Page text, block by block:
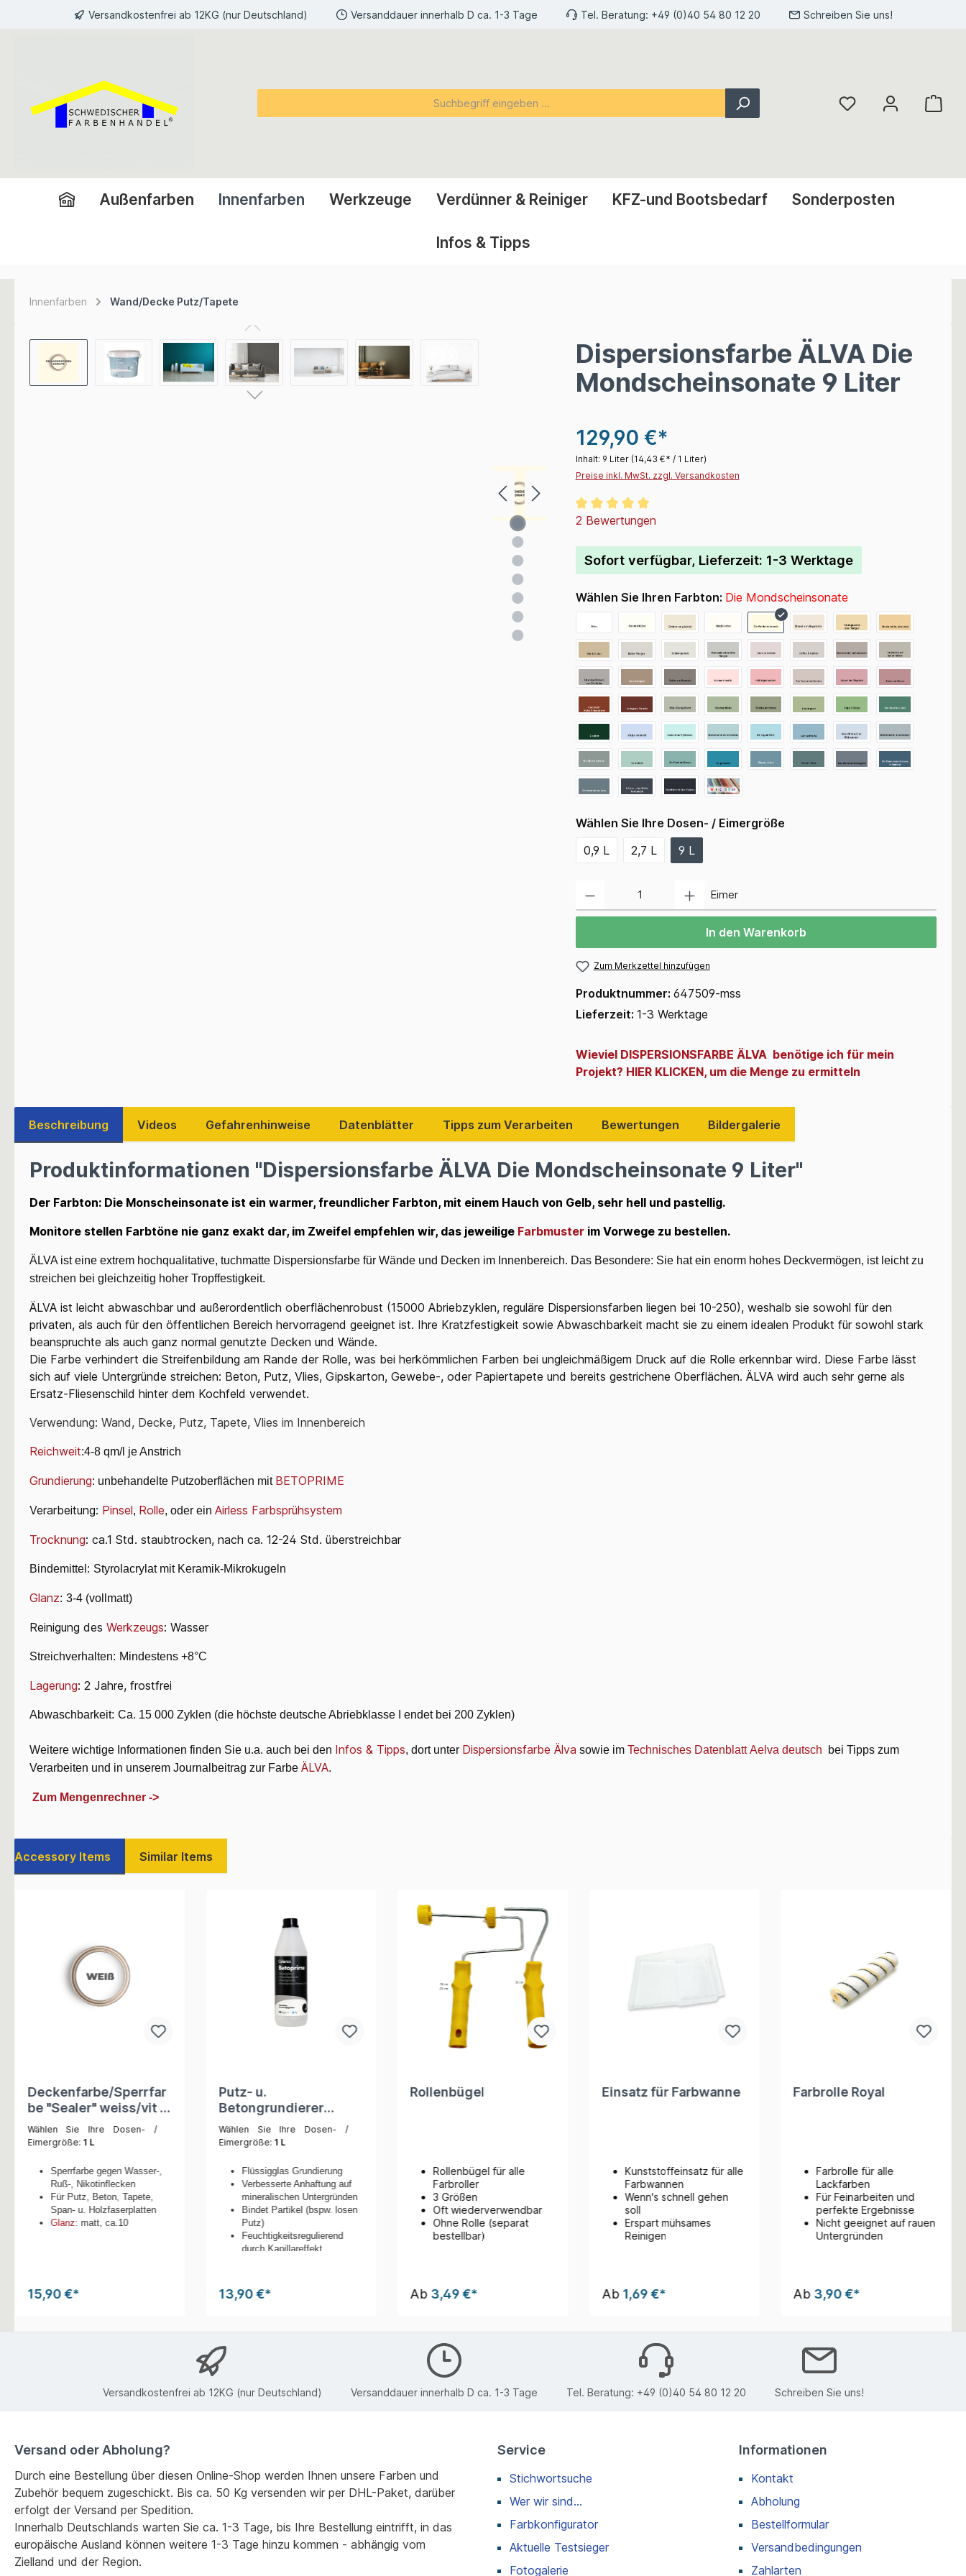
springen Versandkostenfrei ab 12KG (nur Deutschland) Versanddauer innerhalb D ca. 1-3 Tage Tel. Beratung: +49 (0)40 54 80 12 20 Schreiben Sie uns!
Außenfarben Innenfarben Werkzeuge Verdünner & Reiniger KFZ-und Bootsbedarf Sonderposten
Infos & Tipps
Innenfarben Wand/Decke Putz/Tapete
Dispersionsfarbe ÄLVA Die
Mondscheinsonate 9 Liter
129,90 €*
Inhalt: 9 Liter (14,43 €* / 1 Liter)
Preise inkl. MwSt. zzgl. Versandkosten
Durchschnittliche Bewertung von 5 von 5 Sternen
2 Bewertungen
Sofort verfügbar, Lieferzeit: 1-3 Werktage
Wählen Sie Ihren Farbton: Die Mondscheinsonate
Wählen Sie Ihre Dosen- / Eimergröße
0,9 L
2,7 L 9 L
Eimer
In den Warenkorb
Zum Merkzettel hinzufügen
Produktnummer: 647509-mss
Lieferzeit: 1-3 Werktage
Wieviel DISPERSIONSFARBE ÄLVA benötige ich für mein
Projekt? HIER KLICKEN, um die Menge zu ermitteln
Beschreibung Videos Gefahrenhinweise Datenblätter Tipps zum Verarbeiten Bewertungen Bildergalerie
Produktinformationen "Dispersionsfarbe ÄLVA Die Mondscheinsonate 9 Liter"
Der Farbton: Die Monscheinsonate ist ein warmer, freundlicher Farbton, mit einem Hauch von Gelb, sehr hell und pastellig.
Monitore stellen Farbtöne nie ganz exakt dar, im Zweifel empfehlen wir, das jeweilige Farbmuster im Vorwege zu bestellen.
ÄLVA ist eine extrem hochqualitative, tuchmatte Dispersionsfarbe für Wände und Decken im Innenbereich. Das Besondere: Sie hat ein enorm hohes Deckvermögen, ist leicht zu
streichen bei gleichzeitig hoher Tropffestigkeit.
ÄLVA ist leicht abwaschbar und außerordentlich oberflächenrobust (15000 Abriebzyklen, reguläre Dispersionsfarben liegen bei 10-250), weshalb sie sowohl für den
privaten, als auch für den öffentlichen Bereich hervorragend geeignet ist. Ihre Kratzfestigkeit sowie Abwaschbarkeit macht sie zu einem idealen Produkt für sowohl stark
beanspruchte als auch ganz normal genutzte Decken und Wände.
Die Farbe verhindert die Streifenbildung am Rande der Rolle, was bei herkömmlichen Farben bei ungleichmäßigem Druck auf die Rolle erkennbar wird. Diese Farbe lässt
sich auf viele Untergründe streichen: Beton, Putz, Vlies, Gipskarton, Gewebe-, oder Papiertapete und bereits gestrichene Oberflächen. ÄLVA wird auch sehr gerne als
Ersatz-Fliesenschild hinter dem Kochfeld verwendet.
Verwendung: Wand, Decke, Putz, Tapete, Vlies im Innenbereich
Reichweit:4-8 qm/l je Anstrich
Grundierung: unbehandelte Putzoberflächen mit BETOPRIME
Verarbeitung: Pinsel, Rolle, oder ein Airless Farbsprühsystem
Trocknung: ca.1 Std. staubtrocken, nach ca. 12-24 Std. überstreichbar
Bindemittel: Styrolacrylat mit Keramik-Mikrokugeln
Glanz: 3-4 (vollmatt)
Reinigung des Werkzeugs: Wasser
Streichverhalten: Mindestens +8°C
Lagerung: 2 Jahre, frostfrei
Abwaschbarkeit: Ca. 15 000 Zyklen (die höchste deutsche Abriebklasse I endet bei 200 Zyklen)
Weitere wichtige Informationen finden Sie u.a. auch bei den Infos & Tipps, dort unter Dispersionsfarbe Älva sowie im Technisches Datenblatt Aelva deutsch bei Tipps zum
Verarbeiten und in unserem Journalbeitrag zur Farbe ÄLVA.
Zum Mengenrechner ->
Accessory Items Similar Items
Deckenfarbe/Sperrfar
be "Sealer" weiss/vit 1
Liter
Wählen Sie Ihre Dosen- /
Eimergröße: 1 L
Sperrfarbe gegen Wasser-,
Ruß-, Nikotinflecken
Für Putz, Beton, Tapete,
Span- u. Holzfaserplatten
Glanz: matt, ca.10
15,90 €*
Putz- u.
Betongrundierer
BETOPRIME 1 Liter
Wählen Sie Ihre Dosen- /
Eimergröße: 1 L
Flüssigglas Grundierung
Verbesserte Anhaftung auf
mineralischen Untergründen
Bindet Partikel (bspw. losen
Putz)
Feuchtigkeitsregulierend
durch Kapillareffekt
13,90 €*
Rollenbügel
Rollenbügel für alle
Farbroller
3 Größen
Oft wiederverwendbar
Ohne Rolle (separat
bestellbar)
Ab 3,49 €*
Einsatz für Farbwanne
Kunststoffeinsatz für alle
Farbwannen
Wenn's schnell gehen
soll
Erspart mühsames
Reinigen
Ab 1,69 €*
Farbrolle Royal
Farbrolle für alle
Lackfarben
Für Feinarbeiten und
perfekte Ergebnisse
Nicht geeignet auf rauen
Untergründen
Ab 3,90 €*
Versandkostenfrei ab 12KG (nur Deutschland) Versanddauer innerhalb D ca. 1-3 Tage Tel. Beratung: +49 (0)40 54 80 12 20 Schreiben Sie uns!
Versand oder Abholung?
Durch eine Bestellung über diesen Online-Shop werden Ihnen unsere Farben und
Zubehör bequem zugeschickt. Bis ca. 50 Kg versenden wir per DHL-Paket, darüber
erfolgt der Versand per Spedition.
Innerhalb Deutschlands warten Sie ca. 1-3 Tage, bis Ihre Bestellung eintrifft, in das
europäische Ausland können weitere 1-3 Tage hinzu kommen - abhängig vom
Zielland und der Region.
Service
Stichwortsuche
Wer wir sind...
Farbkonfigurator
Aktuelle Testsieger
Fotogalerie
Informationen
Kontakt
Abholung
Bestellformular
Versandbedingungen
Zahlarten